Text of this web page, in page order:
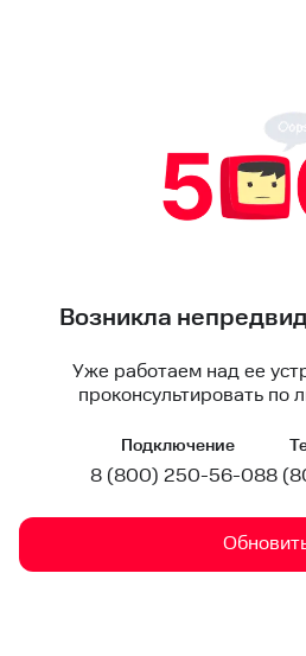
Возникла
Уже работаем над ее
проконсультировать по
Подключение
8 (800) 250-56-088